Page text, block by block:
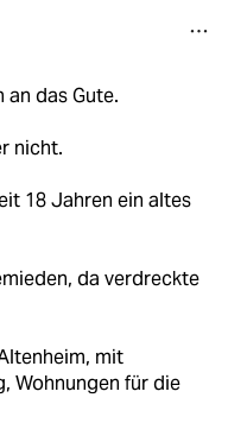
an das Gute.
nicht.
18 Jahren ein altes
da verdreckte
mit
Wohnungen für die